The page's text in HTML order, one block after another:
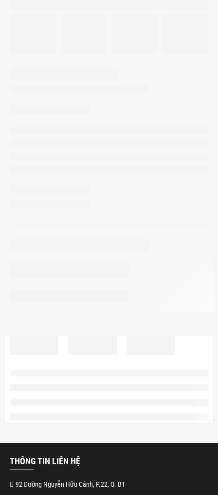
THÔNG TIN LIÊN HỆ
92 Đường Nguyễn Hữu Cảnh, P.22, Q. BT